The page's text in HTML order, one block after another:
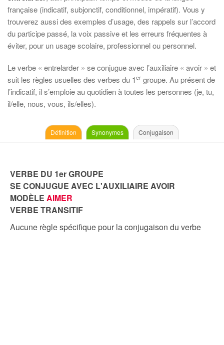
française (indicatif, subjonctif, conditionnel, impératif). Vous y
trouverez aussi des exemples d’usage, des rappels sur l’accord
du participe passé, la voix passive et les erreurs fréquentes à
éviter, pour un usage scolaire, professionnel ou personnel.
Le verbe « entrelarder » se conjugue avec l’auxiliaire « avoir » et
suit les règles usuelles des verbes du 1er groupe. Au présent de
l’indicatif, il s’emploie au quotidien à toutes les personnes (je, tu,
il/elle, nous, vous, ils/elles).
Définition Synonymes Conjugaison
VERBE DU 1er GROUPE
SE CONJUGUE AVEC L'AUXILIAIRE AVOIR
MODÈLE AIMER
VERBE TRANSITIF
Aucune règle spécifique pour la conjugaison du verbe